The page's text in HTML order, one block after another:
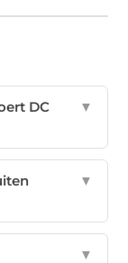
DC
▼
▼
▼